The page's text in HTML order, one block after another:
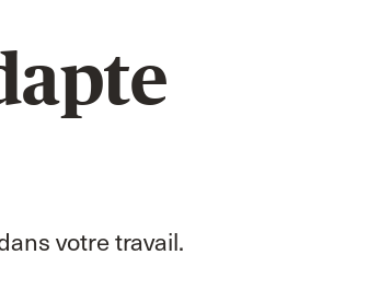
votre travail.